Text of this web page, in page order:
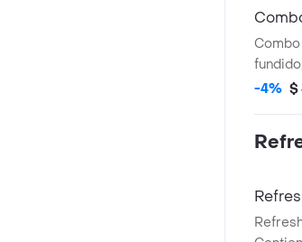
-4% $